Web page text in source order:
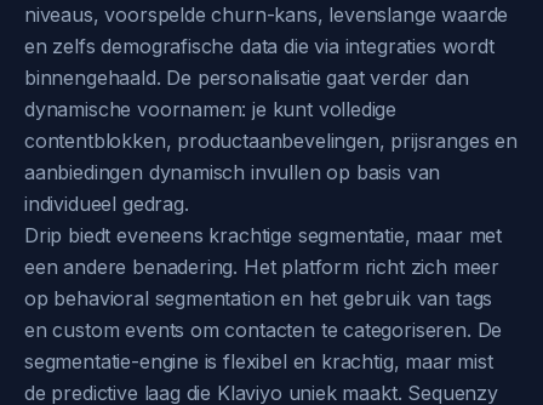
niveaus, voorspelde churn-kans, levenslange waarde
en zelfs demografische data die via integraties wordt
binnengehaald. De personalisatie gaat verder dan
dynamische voornamen: je kunt volledige
contentblokken, productaanbevelingen, prijsranges en
aanbiedingen dynamisch invullen op basis van
individueel gedrag.
Drip biedt eveneens krachtige segmentatie, maar met
een andere benadering. Het platform richt zich meer
op behavioral segmentation en het gebruik van tags
en custom events om contacten te categoriseren. De
segmentatie-engine is flexibel en krachtig, maar mist
de predictive laag die Klaviyo uniek maakt. Sequenzy